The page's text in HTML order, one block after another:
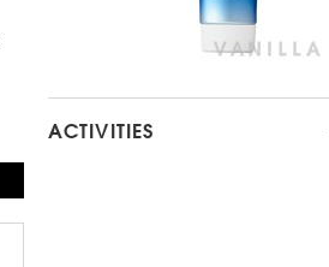
ACTIVITIES